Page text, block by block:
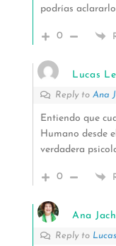
podrías
0
Lucas
Reply to Ana
Entiendo que
Humano desde
verdadera
0
Ana
Reply to